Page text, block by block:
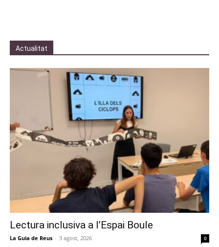
Actualitat
Lectura inclusiva a l’Espai Boule
La Guia de Reus - 3 agost, 2026 0